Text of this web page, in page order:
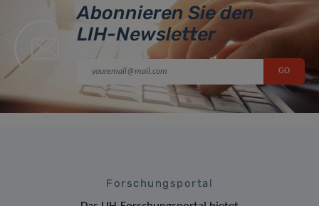
Abonnieren Sie den
LIH-Newsletter
Forschungsportal